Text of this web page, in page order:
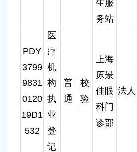
生服
务站
PDY
3799
9831
0120
19D1
532
医
疗
机
构
执
业
登
记
普
通
校
验
上海
原景
佳眼
科门
诊部
法人